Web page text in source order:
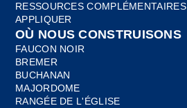
RESSOURCES COMPLÉMENTAIRES
APPLIQUER
OÙ NOUS CONSTRUISONS
FAUCON NOIR
BREMER
BUCHANAN
MAJORDOME
RANGÉE DE L'ÉGLISE